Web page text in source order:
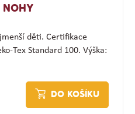
NOHY
děti. Certifikace
Tex Standard 100. Výška:
DO KOŠÍKU